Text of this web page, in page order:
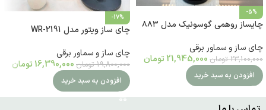
-5%
چایساز روهمی گوسونیک مدل ۸۸۳
چای ساز و سماور برقی
23,100,000 تومان 21,945,000 تومان
افزودن به سبد خرید
-17%
چای ساز ویتور مدل WR-2191
چای ساز و سماور برقی
19,800,000 تومان 16,390,000 تومان
افزودن به سبد خرید